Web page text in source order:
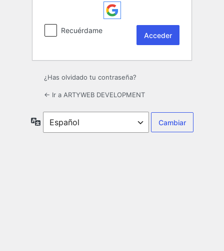
Recuérdame
¿Has olvidado tu contraseña?
← Ir a ARTYWEB DEVELOPMENT
Idioma